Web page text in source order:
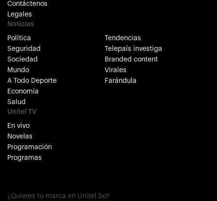
Contáctenos
Legales
Noticias
Política
Seguridad
Sociedad
Mundo
A Todo Deporte
Economía
Salud
Tendencias
Telepaís investiga
Branded content
Virales
Farándula
Unitel TV
En vivo
Novelas
Programación
Programas
¿Quieres tu marca en Unitel.bo?